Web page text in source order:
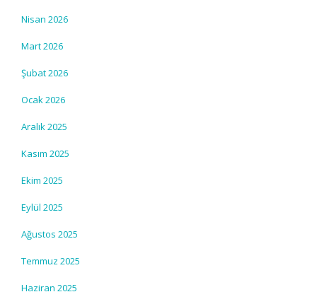
Nisan 2026
Mart 2026
Şubat 2026
Ocak 2026
Aralık 2025
Kasım 2025
Ekim 2025
Eylül 2025
Ağustos 2025
Temmuz 2025
Haziran 2025